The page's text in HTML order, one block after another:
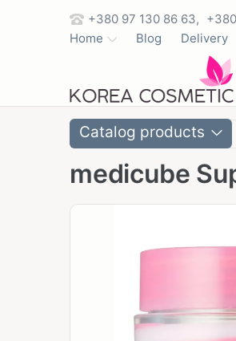
+380 97 130 86 63,
Home
Blog Delivery
Catalog products
medicube